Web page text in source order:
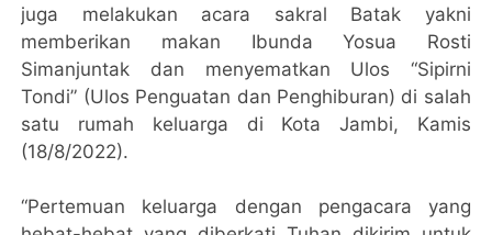
juga melakukan acara sakral Batak yakni
memberikan makan Ibunda Yosua Rosti
Simanjuntak dan menyematkan Ulos “Sipirni
Tondi” (Ulos Penguatan dan Penghiburan) di salah
satu rumah keluarga di Kota Jambi, Kamis
(18/8/2022).
“Pertemuan keluarga dengan pengacara yang